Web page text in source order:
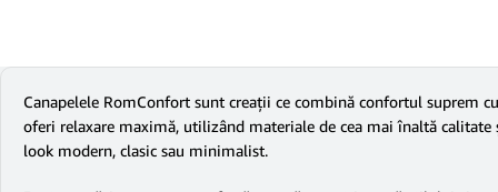
Canapelele RomConfort sunt creații ce combină confortul suprem
oferi relaxare maximă, utilizând materiale de cea mai înaltă
look modern, clasic sau minimalist.